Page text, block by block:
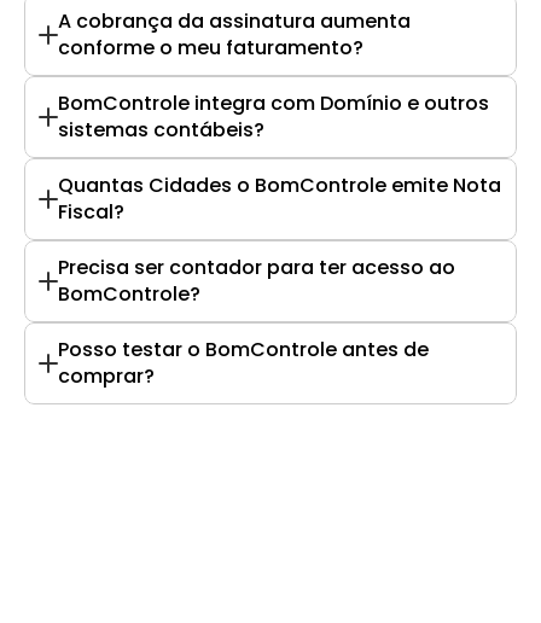
A cobrança da assinatura aumenta
conforme o meu faturamento?
BomControle integra com Domínio e outros
sistemas contábeis?
Quantas Cidades o BomControle emite Nota
Fiscal?
Precisa ser contador para ter acesso ao
BomControle?
Posso testar o BomControle antes de
comprar?